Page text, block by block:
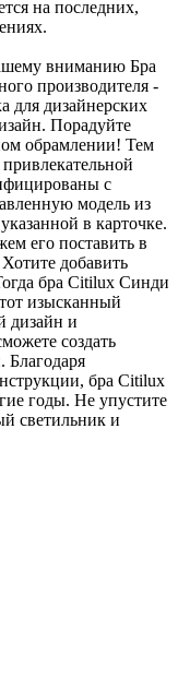
на последних,
вниманию Бра
производителя -
для дизайнерских
Порадуйте
обрамлении! Тем
с
модель из
в карточке.
его поставить в
добавить
бра Citilux Синди
изысканный
дизайн и
создать
бра Citilux
годы. Не упустите
светильник и